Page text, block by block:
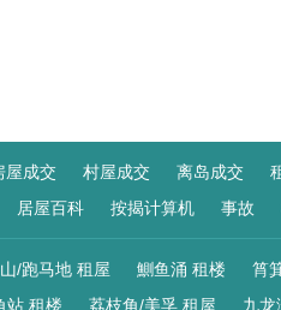
屋成交 村屋成交 离岛成交
居屋百科 按揭计算机 事故
/跑马地 租屋 鰂鱼涌 租楼
筲
站 租楼 荔枝角/美孚 租屋 九龙